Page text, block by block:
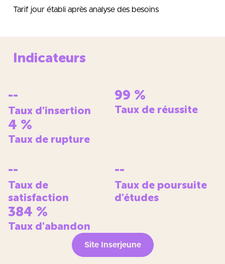
Tarif jour établi après analyse des besoins
Indicateurs
--
Taux d'insertion
99 %
Taux de réussite
4 %
Taux de rupture
--
Taux de
satisfaction
--
Taux de poursuite
d'études
384 %
Taux d'abandon
Site Inserjeune